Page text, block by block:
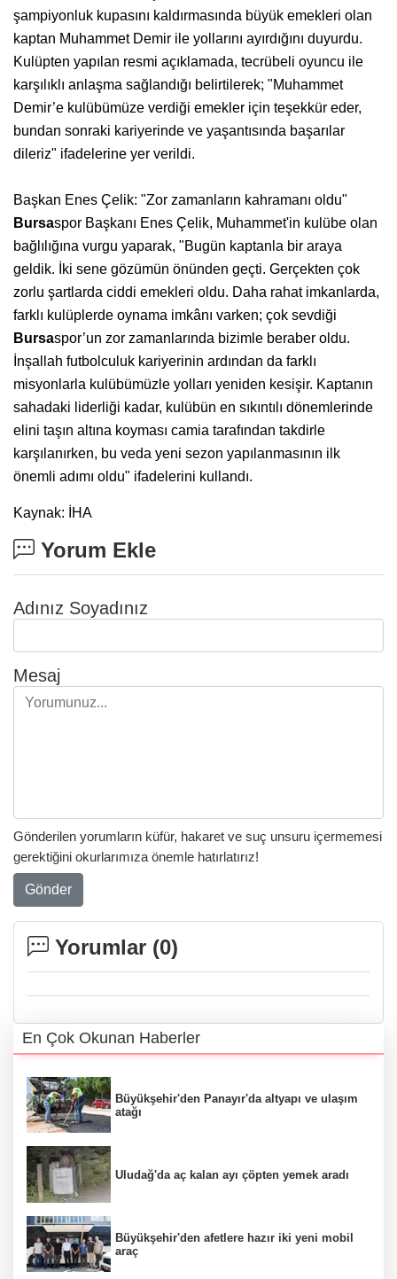
şampiyonluk kupasını kaldırmasında büyük emekleri olan
kaptan Muhammet Demir ile yollarını ayırdığını duyurdu.
Kulüpten yapılan resmi açıklamada, tecrübeli oyuncu ile
karşılıklı anlaşma sağlandığı belirtilerek; "Muhammet
Demir’e kulübümüze verdiği emekler için teşekkür eder,
bundan sonraki kariyerinde ve yaşantısında başarılar
dileriz" ifadelerine yer verildi.
Başkan Enes Çelik: "Zor zamanların kahramanı oldu"
Bursaspor Başkanı Enes Çelik, Muhammet'in kulübe olan
bağlılığına vurgu yaparak, "Bugün kaptanla bir araya
geldik. İki sene gözümün önünden geçti. Gerçekten çok
zorlu şartlarda ciddi emekleri oldu. Daha rahat imkanlarda,
farklı kulüplerde oynama imkânı varken; çok sevdiği
Bursaspor’un zor zamanlarında bizimle beraber oldu.
İnşallah futbolculuk kariyerinin ardından da farklı
misyonlarla kulübümüzle yolları yeniden kesişir. Kaptanın
sahadaki liderliği kadar, kulübün en sıkıntılı dönemlerinde
elini taşın altına koyması camia tarafından takdirle
karşılanırken, bu veda yeni sezon yapılanmasının ilk
önemli adımı oldu" ifadelerini kullandı.
Kaynak: İHA
Yorum Ekle
Adınız Soyadınız
Mesaj
Gönderilen yorumların küfür, hakaret ve suç unsuru içermemesi
gerektiğini okurlarımıza önemle hatırlatırız!
Gönder
Yorumlar (0)
En Çok Okunan Haberler
Büyükşehir'den Panayır'da altyapı ve ulaşım
atağı
Uludağ'da aç kalan ayı çöpten yemek aradı
Büyükşehir'den afetlere hazır iki yeni mobil
araç